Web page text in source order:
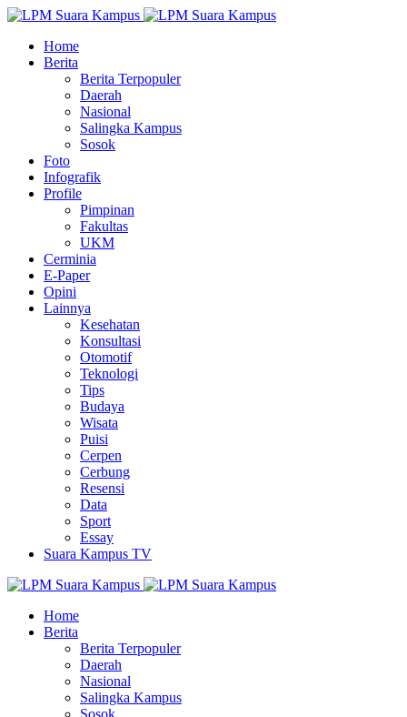
Home
Berita
Berita Terpopuler
Daerah
Nasional
Salingka Kampus
Sosok
Foto
Infografik
Profile
Pimpinan
Fakultas
UKM
Cerminia
E-Paper
Opini
Lainnya
Kesehatan
Konsultasi
Otomotif
Teknologi
Tips
Budaya
Wisata
Puisi
Cerpen
Cerbung
Resensi
Data
Sport
Essay
Suara Kampus TV
Home
Berita
Berita Terpopuler
Daerah
Nasional
Salingka Kampus
Sosok